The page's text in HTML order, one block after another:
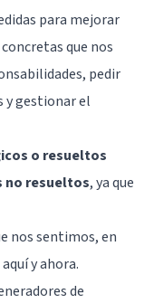
para mejorar
que nos
pedir
y gestionar el
o resueltos
no resueltos, ya que
nos sentimos, en
y ahora.
de